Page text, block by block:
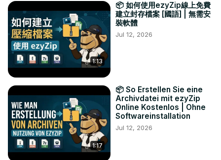
1:13
📦 如何使用ezyZip線上免費
建立封存檔案 [國語] | 無需安
裝軟體
Jul 12, 2026
1:17
📦 So Erstellen Sie eine
Archivdatei mit ezyZip
Online Kostenlos | Ohne
Softwareinstallation
Jul 12, 2026